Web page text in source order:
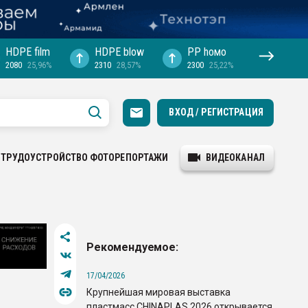
HDPE film
2080 25,96%
HDPE blow
2310 28,57%
PP hомо
2300 25,22%
ВХОД / РЕГИСТРАЦИЯ
ТРУДОУСТРОЙСТВО ФОТОРЕПОРТАЖИ ВИДЕОКАНАЛ
Рекомендуемое:
17/04/2026
Крупнейшая мировая выставка